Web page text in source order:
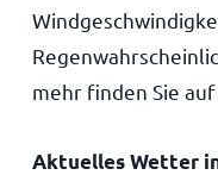
mehr finden Sie
Aktuelles Wetter